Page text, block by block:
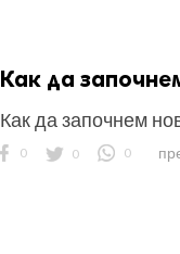
Как да
Как да започнем
0 0 0